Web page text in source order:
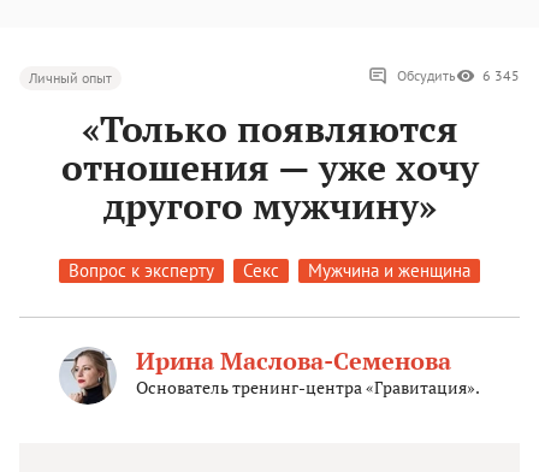
Личный опыт Обсудить 6 345
«Только появляются
отношения — уже хочу
другого мужчину»
Вопрос к эксперту Секс Мужчина и женщина
Ирина Маслова-Семенова
Основатель тренинг-центра «Гравитация».